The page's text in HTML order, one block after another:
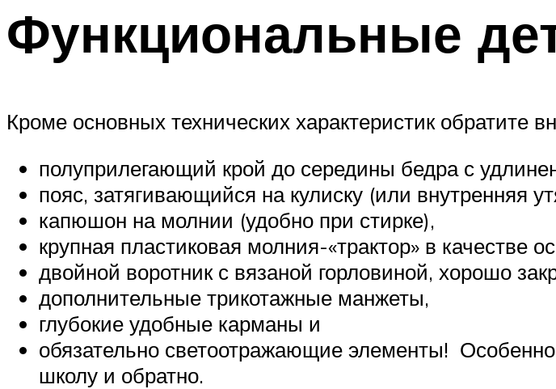
Функциональные
Кроме основных технических характеристик обратите
полуприлегающий крой до середины бедра с
пояс, затягивающийся на кулиску (или внутренняя
капюшон на молнии (удобно при стирке),
крупная пластиковая молния-«трактор» в качестве
двойной воротник с вязаной горловиной, хорошо
дополнительные трикотажные манжеты,
глубокие удобные карманы и
обязательно светоотражающие элементы!
школу и обратно.